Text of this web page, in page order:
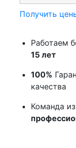
Получить
Работаем
15 лет
100%
качества
Команда